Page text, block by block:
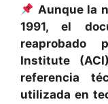
Aunque la
1991, el
reaprobado
Institute
referencia
utilizada en